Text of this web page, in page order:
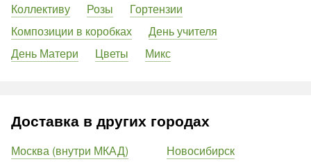
Коллективу
Розы
Гортензии
Композиции в коробках
День учителя
День Матери
Цветы Микс
Доставка в других городах
Москва (внутри МКАД)
Новосибирск